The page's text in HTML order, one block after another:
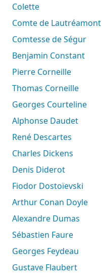
Colette
Comte de Lautréamont
Comtesse de Ségur
Benjamin Constant
Pierre Corneille
Thomas Corneille
Georges Courteline
Alphonse Daudet
René Descartes
Charles Dickens
Denis Diderot
Fiodor Dostoïevski
Arthur Conan Doyle
Alexandre Dumas
Sébastien Faure
Georges Feydeau
Gustave Flaubert